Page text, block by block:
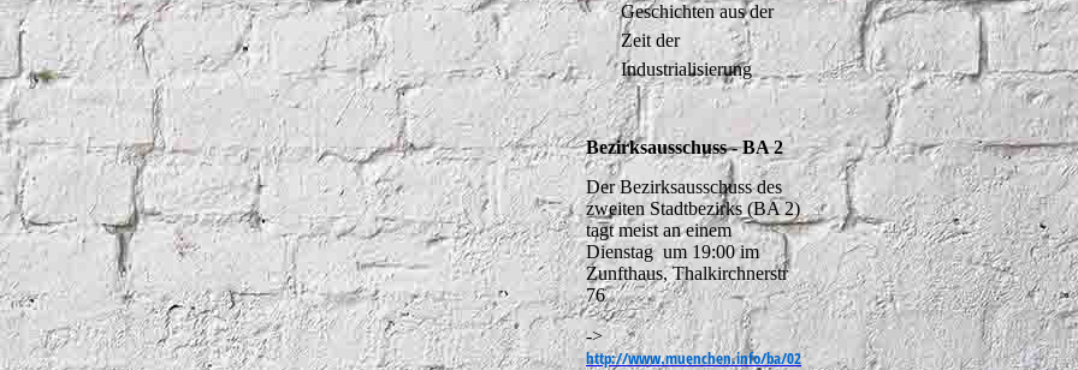
Geschichten aus der
Zeit der
Industrialisierung
Bezirksausschuss - BA 2
Der Bezirksausschuss des
zweiten Stadtbezirks (BA 2)
tagt meist an einem
Dienstag um 19:00 im
Zunfthaus, Thalkirchnerstr
76
->
http://www.muenchen.info/ba/02